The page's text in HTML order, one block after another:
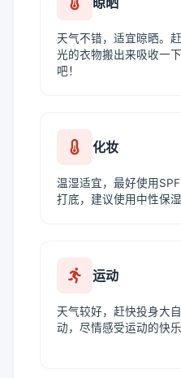
天气不错，适宜晾晒。
光的衣物搬出来吸收一
吧！
化妆
温湿适宜，最好使用
打底，建议使用中性保湿
运动
天气较好，赶快投身大
动，尽情感受运动的快乐